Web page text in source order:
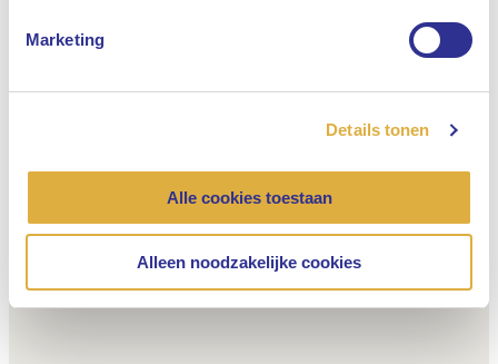
Marketing
Details tonen
Alle cookies toestaan
Alleen noodzakelijke cookies